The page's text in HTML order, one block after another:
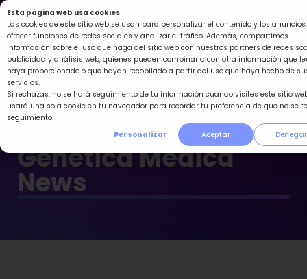
Esta página web usa cookies
Las cookies de este sitio web se usan para personalizar el contenido y los anuncios,
ofrecer funciones de redes sociales y analizar el tráfico. Además, compartimos
información sobre el uso que haga del sitio web con nuestros partners de redes
publicidad y análisis web, quienes pueden combinarla con otra información que
haya proporcionado o que hayan recopilado a partir del uso que haya hecho de
servicios.
Si rechazas, no se hará seguimiento de tu información cuando visites este sitio
usará una sola cookie en tu navegador para recordar tu preferencia de que no se
seguimiento.
Personalizar
Aceptar Denegar
Ir
al
contenido
Genética Médica
News